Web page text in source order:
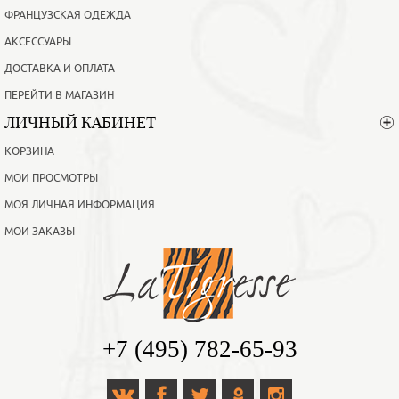
ФРАНЦУЗСКАЯ ОДЕЖДА
АКСЕССУАРЫ
ДОСТАВКА И ОПЛАТА
ПЕРЕЙТИ В МАГАЗИН
ЛИЧНЫЙ КАБИНЕТ
КОРЗИНА
МОИ ПРОСМОТРЫ
МОЯ ЛИЧНАЯ ИНФОРМАЦИЯ
МОИ ЗАКАЗЫ
+7 (495) 782-65-93